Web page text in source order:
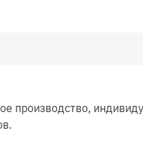
производство,